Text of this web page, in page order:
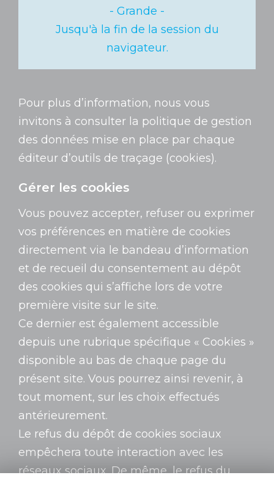
Jusqu'à la fin de la session du
navigateur.
Pour plus d’information, nous vous
invitons à consulter la politique de gestion
des données mise en place par chaque
éditeur d’outils de traçage (cookies).
Gérer les cookies
Vous pouvez accepter, refuser ou exprimer
vos préférences en matière de cookies
directement via le bandeau d’information
et de recueil du consentement au dépôt
des cookies qui s’affiche lors de votre
première visite sur le site.
Ce dernier est également accessible
depuis une rubrique spécifique « Cookies »
disponible au bas de chaque page du
présent site. Vous pourrez ainsi revenir, à
tout moment, sur les choix effectués
antérieurement.
Le refus du dépôt de cookies sociaux
empêchera toute interaction avec les
réseaux sociaux. De même, le refus du